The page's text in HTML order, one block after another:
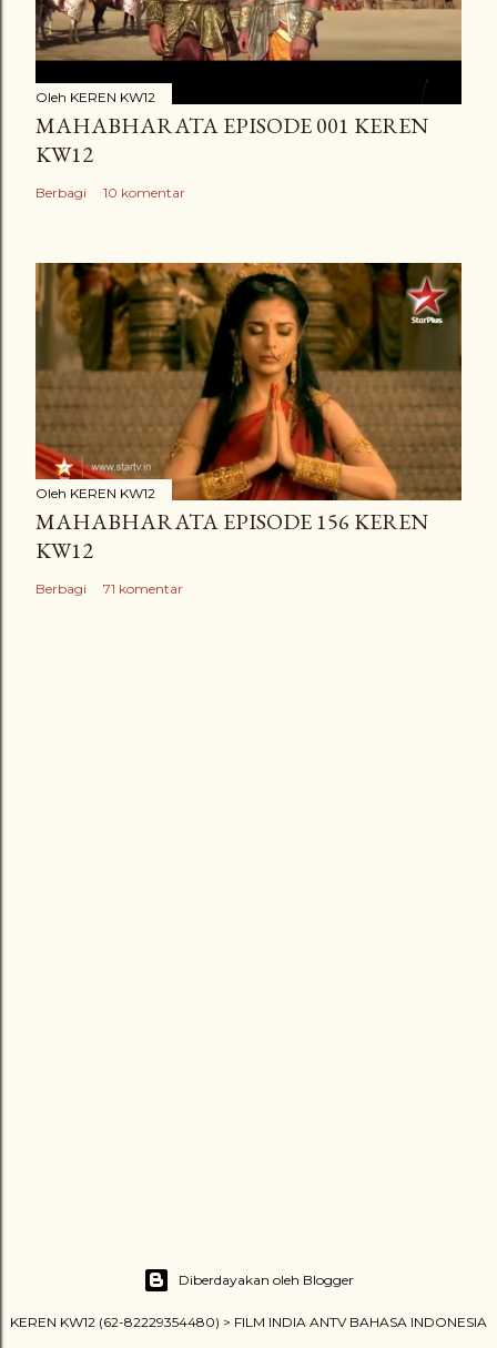
Oleh KEREN KW12
MAHABHARATA EPISODE 001 KEREN
KW12
Berbagi 10 komentar
Oleh KEREN KW12
MAHABHARATA EPISODE 156 KEREN
KW12
Berbagi 71 komentar
Diberdayakan oleh Blogger
KEREN KW12 (62-82229354480) > FILM INDIA ANTV BAHASA INDONESIA